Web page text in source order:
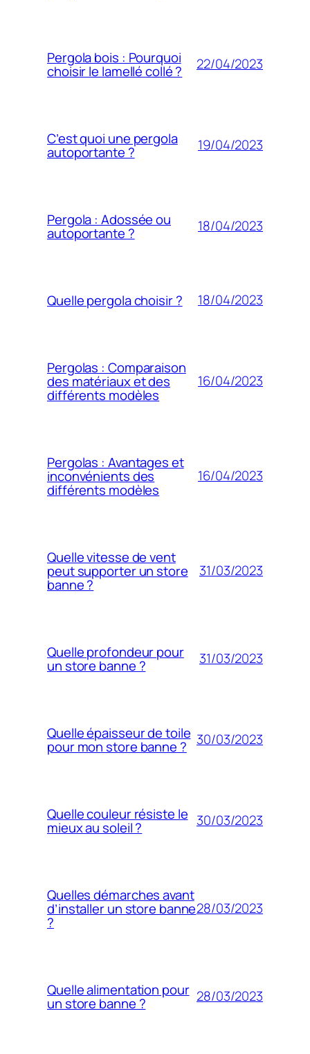
Pergola bois : Pourquoi
choisir le lamellé collé ? 22/04/2023
C’est quoi une pergola
autoportante ? 19/04/2023
Pergola : Adossée ou
autoportante ? 18/04/2023
Quelle pergola choisir ? 18/04/2023
Pergolas : Comparaison
des matériaux et des
différents modèles
16/04/2023
Pergolas : Avantages et
inconvénients des
différents modèles
16/04/2023
Quelle vitesse de vent
peut supporter un store
banne ?
31/03/2023
Quelle profondeur pour
un store banne ? 31/03/2023
Quelle épaisseur de toile
pour mon store banne ? 30/03/2023
Quelle couleur résiste le
mieux au soleil ? 30/03/2023
Quelles démarches avant
d’installer un store banne
?
28/03/2023
Quelle alimentation pour
un store banne ? 28/03/2023